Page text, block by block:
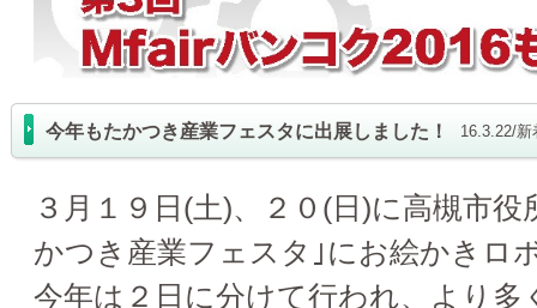
今年もたかつき産業フェスタに出展しました！ 16.3.22/新
３月１９日(土)、２０(日)に高槻市
かつき産業フェスタ｣にお絵かきロ
今年は２日に分けて行われ、より多